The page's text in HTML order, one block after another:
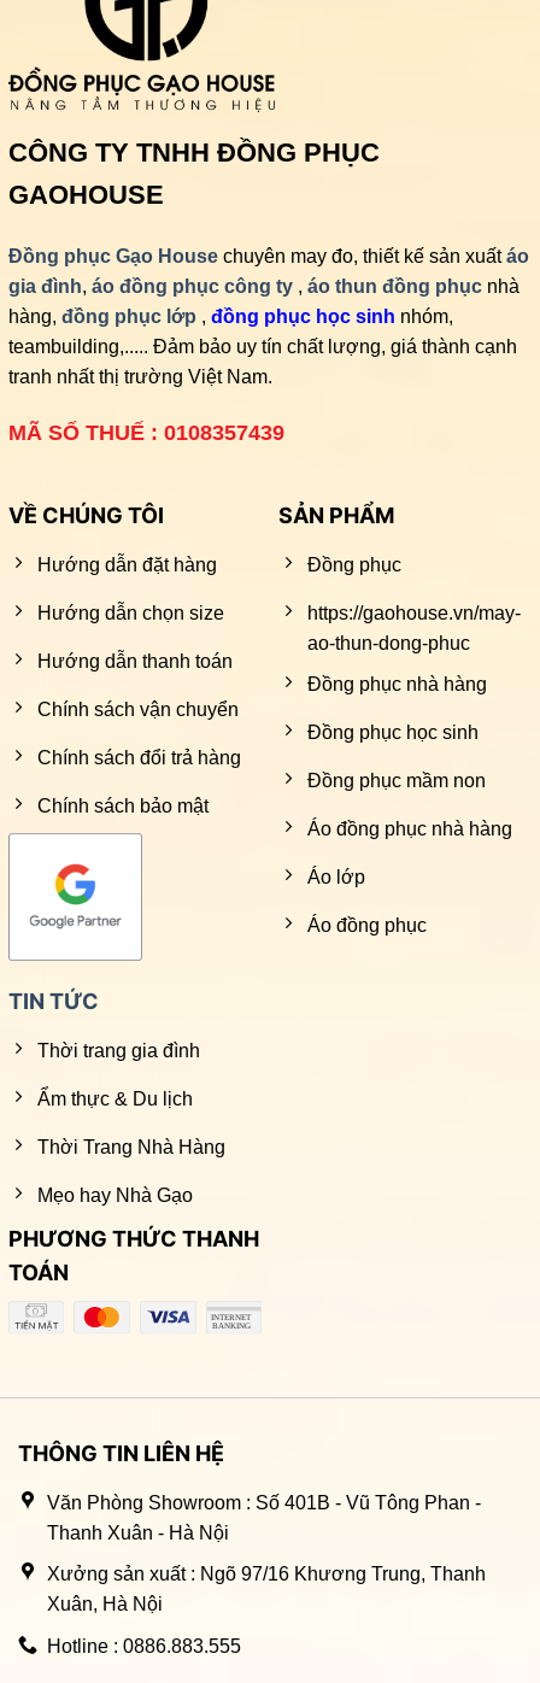
CÔNG TY TNHH ĐỒNG PHỤC
GAOHOUSE
Đồng phục Gạo Housechuyên may đo, thiết kế sản xuấtáo
gia đình, áo đồng phục công ty, áo thun đồng phụcnhà
hàng, đồng phục lớp , đồng phục học sinh nhóm,
teambuilding,..... Đảm bảo uy tín chất lượng, giá thành cạnh
tranh nhất thị trường Việt Nam.
MÃ SỐ THUẾ : 0108357439
VỀ CHÚNG TÔI
Hướng dẫn đặt hàng
Hướng dẫn chọn size
Hướng dẫn thanh toán
Chính sách vận chuyển
Chính sách đổi trả hàng
Chính sách bảo mật
SẢN PHẨM
Đồng phục
https://gaohouse.vn/may-
ao-thun-dong-phuc
Đồng phục nhà hàng
Đồng phục học sinh
Đồng phục mầm non
Áo đồng phục nhà hàng
Áo lớp
Áo đồng phục
TIN TỨC
Thời trang gia đình
Ẩm thực & Du lịch
Thời Trang Nhà Hàng
Mẹo hay Nhà Gạo
PHƯƠNG THỨC THANH
TOÁN
THÔNG TIN LIÊN HỆ
Văn Phòng Showroom : Số 401B - Vũ Tông Phan -
Thanh Xuân - Hà Nội
Xưởng sản xuất : Ngõ 97/16 Khương Trung, Thanh
Xuân, Hà Nội
Hotline : 0886.883.555